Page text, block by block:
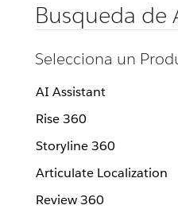
Busqueda de
Selecciona un
AI Assistant
Rise 360
Storyline 360
Articulate Localization
Review 360